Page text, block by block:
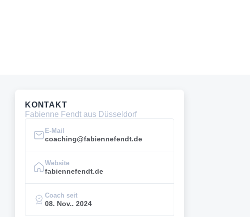
KONTAKT
Fabienne Fendt aus Düsseldorf
E-Mail
coaching@fabiennefendt.de
Website
fabiennefendt.de
Coach seit
08. Nov.. 2024